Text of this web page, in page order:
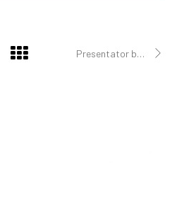
Presentator boekpresentatie Eva Eikhout